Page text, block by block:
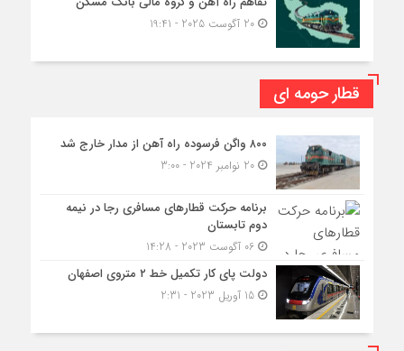
20 آگوست 2025 - 19:41
قطار حومه ای
۸۰۰ واگن فرسوده راه آهن از مدار خارج شد
20 نوامبر 2024 - 3:00
برنامه حرکت قطارهای مسافری رجا در نیمه
دوم تابستان
06 آگوست 2023 - 14:28
دولت پای کار تکمیل خط ۲ متروی اصفهان
15 آوریل 2023 - 2:31